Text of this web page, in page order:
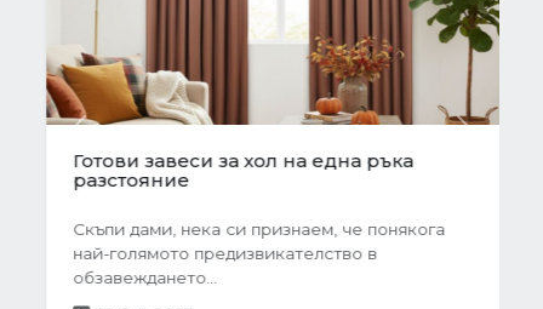
Готови завеси за хол на една ръка
разстояние
Скъпи дами, нека си признаем, че понякога
най-голямото предизвикателство в
обзавеждането...